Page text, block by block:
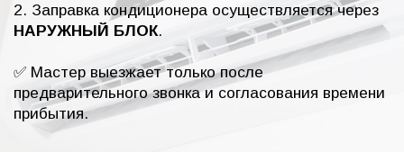
2. Заправка кондиционера осуществляется через
НАРУЖНЫЙ БЛОК.
✅ Мастер выезжает только после
предварительного звонка и согласования времени
прибытия.